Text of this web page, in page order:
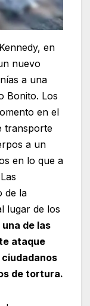
en
nuevo
a una
Bonito. Los
en el
transporte
a un
en lo que a
de la
lugar de los
de las
ataque
de tortura.